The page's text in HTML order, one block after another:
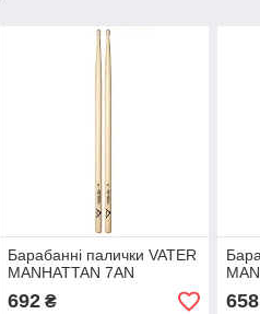
Барабанні палички VATER
MANHATTAN 7AN
692₴ 658